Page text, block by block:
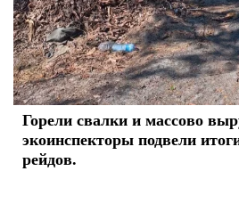
Горели свалки и массово
экоинспекторы подвели
рейдов.